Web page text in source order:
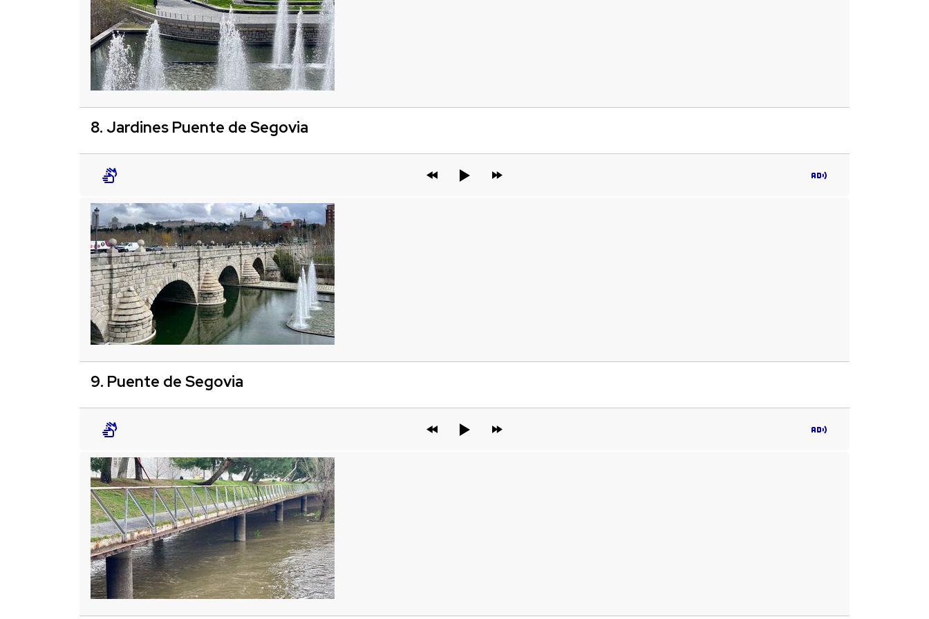
8. Jardines Puente de Segovia
9. Puente de Segovia